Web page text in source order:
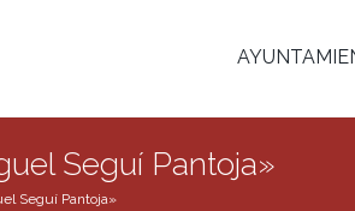
Seguí Pantoja»
Seguí Pantoja»